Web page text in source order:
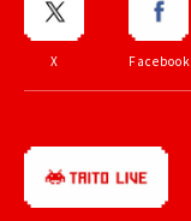
X Facebook